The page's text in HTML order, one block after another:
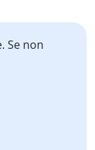
Se non